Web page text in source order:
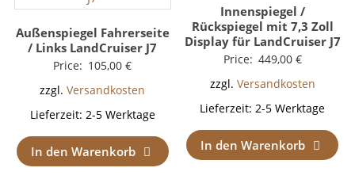
Außenspiegel Fahrerseite
/ Links LandCruiser J7
Price: 105,00€
zzgl.Versandkosten
Lieferzeit: 2-5 Werktage
In den Warenkorb
Innenspiegel /
Rückspiegel mit 7,3 Zoll
Display für LandCruiser J7
Price: 449,00 €
zzgl. Versandkosten
Lieferzeit:2-5 Werktage
In den Warenkorb